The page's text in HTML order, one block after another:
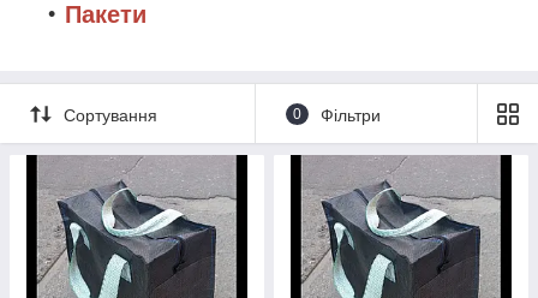
Пакети
Сортування 0 Фільтри